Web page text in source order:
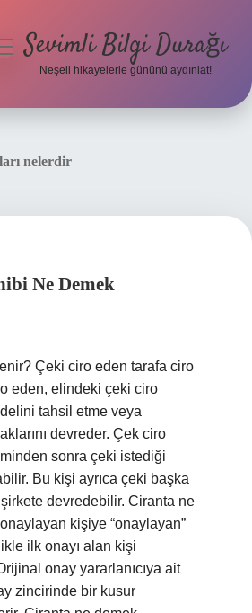
Sevimli Bilgi Durağı
Neşeli hikayelerle gününü aydınlat!
nelerdir
Ne Demek
Çeki ciro eden tarafa ciro
eden, elindeki çeki ciro
tahsil etme veya
devreder. Çek ciro
sonra çeki istediği
Bu kişi ayrıca çeki başka
devredebilir. Ciranta ne
kişiye “onaylayan”
ilk onayı alan kişi
onay yararlanıcıya ait
zincirinde bir kusur